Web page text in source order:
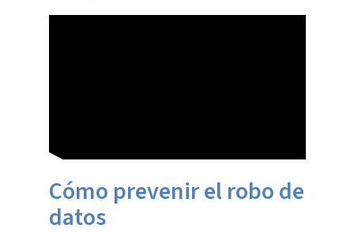
Cómo prevenir el robo de
datos